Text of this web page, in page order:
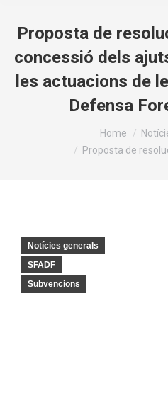
Proposta de
concessió dels
les actuacions de
Defensa
Home
Proposta de
Notícies generals
SFADF
Subvencions